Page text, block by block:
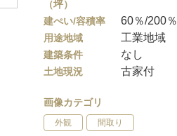
（坪）
建ぺい/容積率 60％/200％
用途地域 工業地域
建築条件 なし
土地現況 古家付
画像カテゴリ
外観 間取り